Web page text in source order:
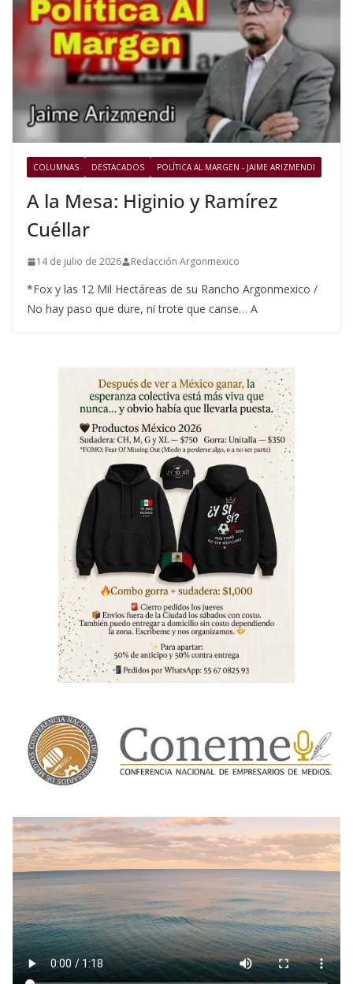
COLUMNAS DESTACADOS POLÍTICA AL MARGEN - JAIME ARIZMENDI
A la Mesa: Higinio y Ramírez
Cuéllar
14 de julio de 2026 Redacción Argonmexico
*Fox y las 12 Mil Hectáreas de su Rancho Argonmexico /
No hay paso que dure, ni trote que canse… A